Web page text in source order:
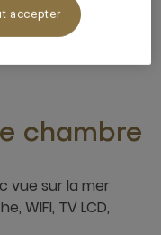
chambre
vue sur la mer
WIFI, TV LCD,
accepter